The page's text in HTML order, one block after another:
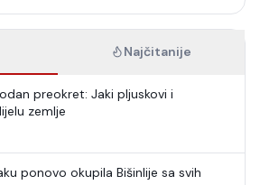
Najčitanije
preokret: Jaki pljuskovi i
zemlje
ponovo okupila Bišinlije sa svih